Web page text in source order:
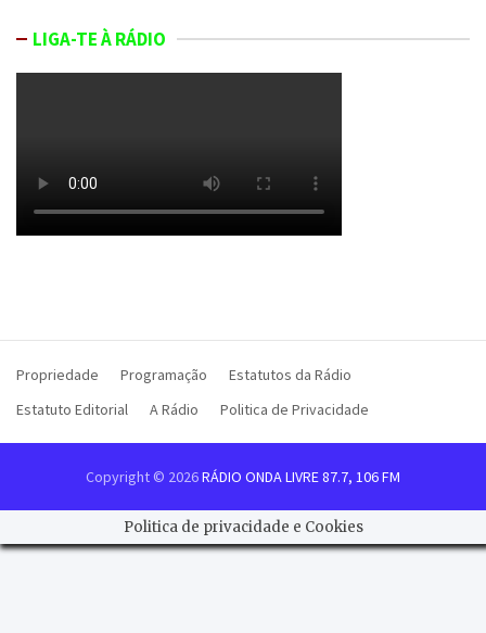
LIGA-TE À RÁDIO
Propriedade Programação
Estatutos da Rádio
Estatuto Editorial
A Rádio Politica de Privacidade
Copyright © 2026RÁDIO ONDA LIVRE 87.7, 106 FM
Politica de privacidade e Cookies